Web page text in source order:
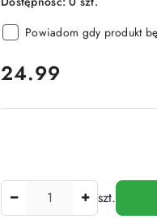
Powiadom gdy produkt
cena:
24.99
szt.